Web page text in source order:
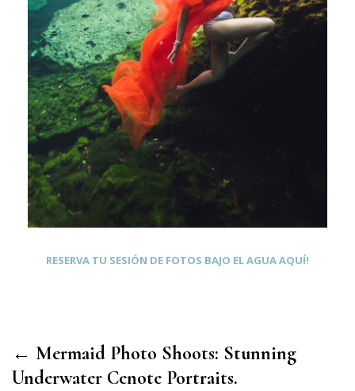
RESERVA TU SESIÓN DE FOTOS BAJO EL AGUA AQUÍ!
← Mermaid Photo Shoots: Stunning
Underwater Cenote Portraits.